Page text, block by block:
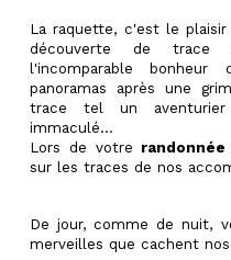
La raquette, c'est le plaisir
découverte de trace
l'incomparable bonheur
panoramas après une
trace tel un
immaculé...
Lors de votre
sur les traces de nos
De jour, comme de nuit,
merveilles que cachent